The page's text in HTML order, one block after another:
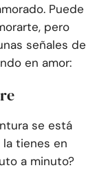
Puede
pero
señales de
en amor:
se está
tienes en
a minuto?